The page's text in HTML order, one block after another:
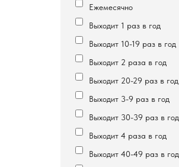
Ежемесячно
Выходит 1 раз в год
Выходит 10-19 раз в год
Выходит 2 раза в год
Выходит 20-29 раз в год
Выходит 3-9 раз в год
Выходит 30-39 раз в год
Выходит 4 раза в год
Выходит 40-49 раз в год